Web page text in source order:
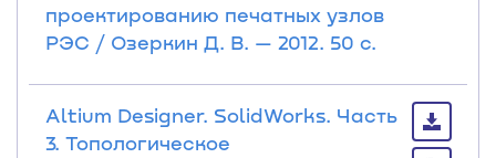
проектированию печатных узлов
РЭС / Озеркин Д. В. — 2012. 50 с.
Altium Designer. SolidWorks. Часть
3. Топологическое